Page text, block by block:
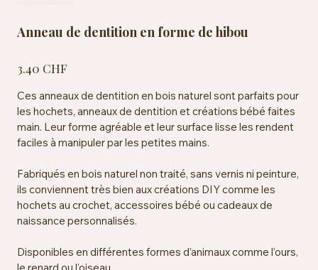
Anneau de dentition en forme de hibou
3.40 CHF
Ces anneaux de dentition en bois naturel sont parfaits pour
les hochets, anneaux de dentition et créations bébé faites
main. Leur forme agréable et leur surface lisse les rendent
faciles à manipuler par les petites mains.
Fabriqués en bois naturel non traité, sans vernis ni peinture,
ils conviennent très bien aux créations DIY comme les
hochets au crochet, accessoires bébé ou cadeaux de
naissance personnalisés.
Disponibles en différentes formes d’animaux comme l’ours,